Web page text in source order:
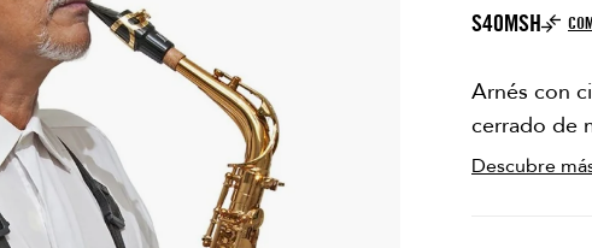
S40MSH
Arnés con
cerrado de
Descubre